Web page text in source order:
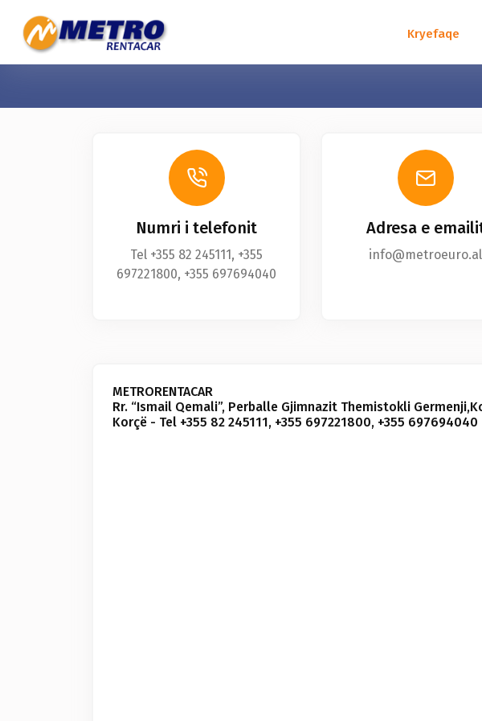
Kryefaqe
Numri i telefonit
Tel +355 82 245111, +355
697221800, +355 697694040
Adresa e
info@metroeuro.al
METRORENTACAR
Rr. “Ismail Qemali”, Perballe Gjimnazit Themistokli
Korçë - Tel +355 82 245111, +355 697221800, +355 697694040